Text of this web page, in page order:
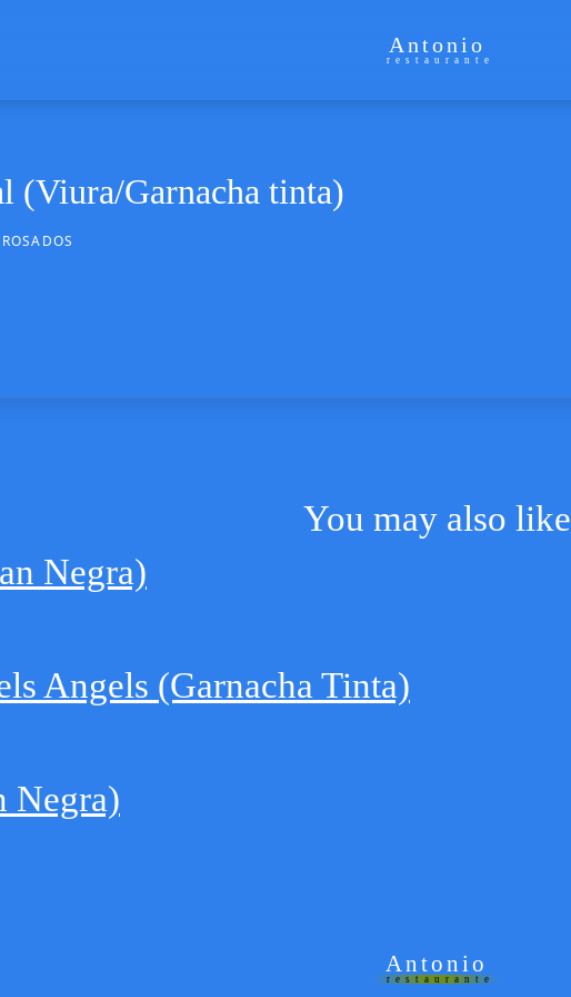
Antonio
restaurante
(Viura/Garnacha tinta)
You may also like
Negra)
Angels (Garnacha Tinta)
Negra)
Antonio
restaurante